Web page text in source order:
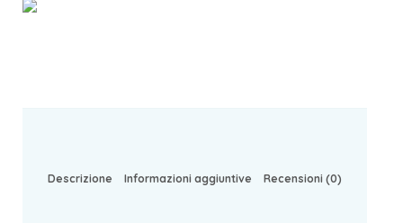
Descrizione Informazioni aggiuntive Recensioni (0)